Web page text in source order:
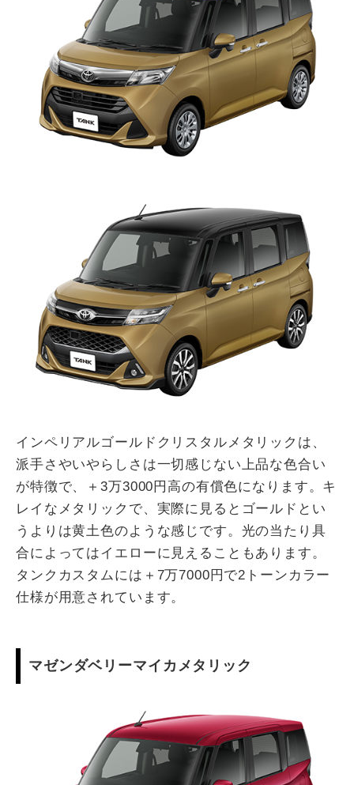
インペリアルゴールドクリスタルメタリックは、
派手さやいやらしさは一切感じない上品な色合い
が特徴で、＋3万3000円高の有償色になります。キ
レイなメタリックで、実際に見るとゴールドとい
うよりは黄土色のような感じです。光の当たり具
合によってはイエローに見えることもあります。
タンクカスタムには＋7万7000円で2トーンカラー
仕様が用意されています。
マゼンダベリーマイカメタリック